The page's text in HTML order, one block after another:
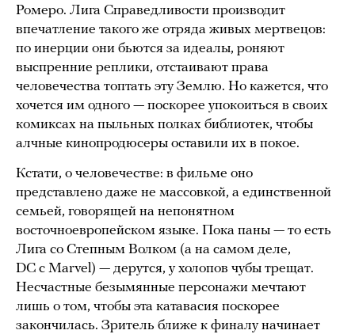
Ромеро. Лига Справедливости производит
впечатление такого же отряда живых мертвецов:
по инерции они бьются за идеалы, роняют
выспренние реплики, отстаивают права
человечества топтать эту Землю. Но кажется, что
хочется им одного — поскорее упокоиться в своих
комиксах на пыльных полках библиотек, чтобы
алчные кинопродюсеры оставили их в покое.
Кстати, о человечестве: в фильме оно
представлено даже не массовкой, а единственной
семьей, говорящей на непонятном
восточноевропейском языке. Пока паны — то есть
Лига со Степным Волком (а на самом деле,
DC с Marvel) — дерутся, у холопов чубы трещат.
Несчастные безымянные персонажи мечтают
лишь о том, чтобы эта катавасия поскорее
закончилась. Зритель ближе к финалу начинает